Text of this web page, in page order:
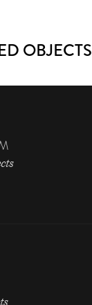
OBJECTS